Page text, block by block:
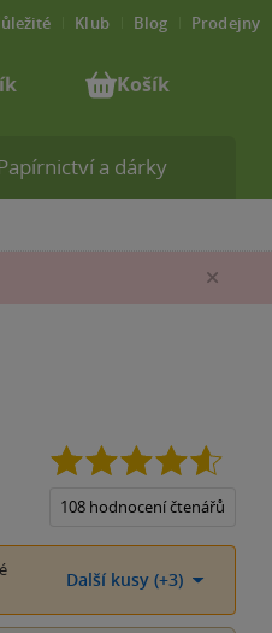
5
108 hodnocení čtenářů
Další kusy (+3)
a dárky
Klub Blog Prodejny
Košík